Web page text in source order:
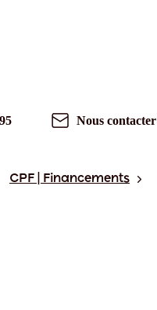
Nous contacter
CPF | Financements